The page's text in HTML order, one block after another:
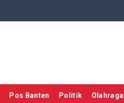
Pos Banten Politik Olahraga